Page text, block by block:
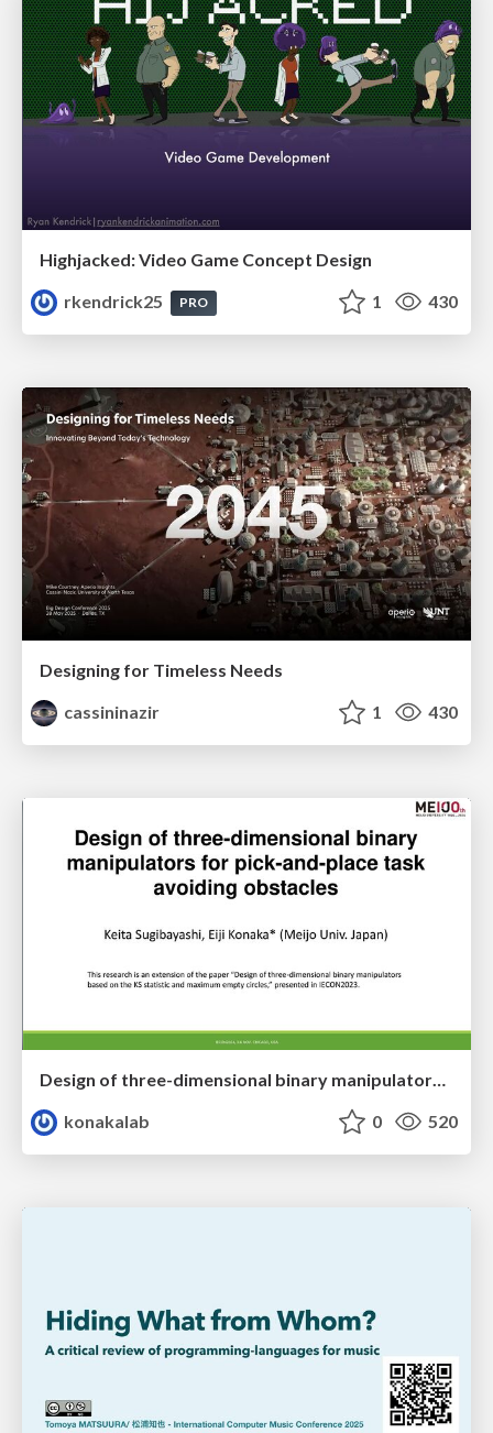
Highjacked: Video Game Concept Design
rkendrick25
PRO 1 430
Designing for Timeless Needs
cassininazir
1 430
Design of three-dimensional binary manipulators for pick-and-place task avoiding obstacles (IECON2024)
konakalab
0 520